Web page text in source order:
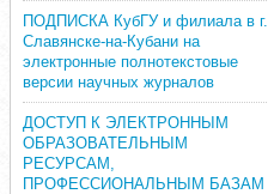
ПОДПИСКА КубГУ и филиала в г.
Славянске-на-Кубани на
электронные полнотекстовые
версии научных журналов
ДОСТУП К ЭЛЕКТРОННЫМ
ОБРАЗОВАТЕЛЬНЫМ
РЕСУРСАМ,
ПРОФЕССИОНАЛЬНЫМ БАЗАМ